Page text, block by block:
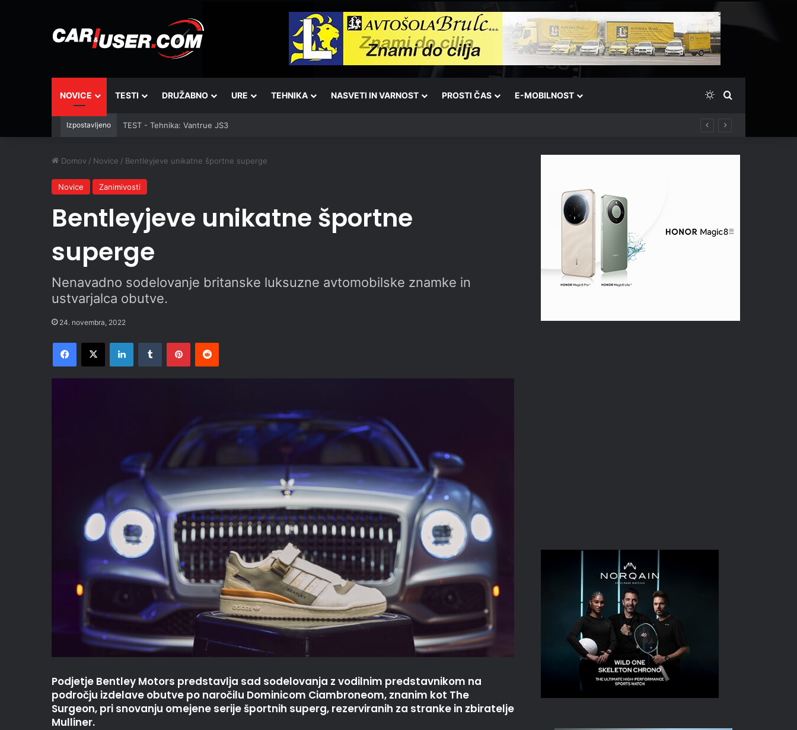
NOVICE TESTI DRUŽABNO URE TEHNIKA NASVETI IN VARNOST PROSTI ČAS E-MOBILNOST Switch skin
Išči
Izpostavljeno TEST - Tehnika: Vantrue JS3
Domov / Novice / Bentleyjeve unikatne športne superge
Novice Zanimivosti
Bentleyjeve unikatne športne
superge
Nenavadno sodelovanje britanske luksuzne avtomobilske znamke in
ustvarjalca obutve.
24. novembra, 2022
Facebook
X LinkedInTumblr PinterestReddit
Podjetje Bentley Motors predstavlja sad sodelovanja z vodilnim predstavnikom na
področju izdelave obutve po naročilu Dominicom Ciambroneom, znanim kot The
Surgeon, pri snovanju omejene serije športnih superg, rezerviranih za stranke in zbiratelje
Mulliner.